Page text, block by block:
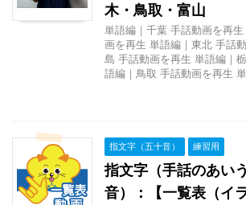
木・鳥取・富山
単語編｜千葉 手話動画を再
画を再生 単語編｜東北 手話
島 手話動画を再生 単語編｜
語編｜鳥取 手話動画を再生
指文字（五十音） 練習用
指文字（手話のあい
音）：【一覧表（イ